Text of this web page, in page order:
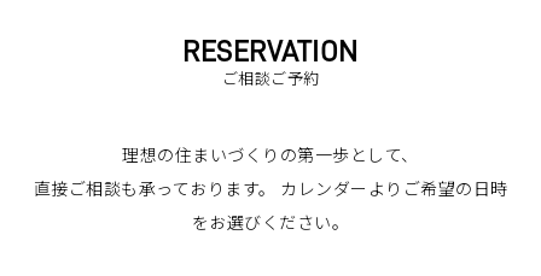
RESERVATION
ご相談ご予約
理想の住まいづくりの第一歩として、
直接ご相談も承っております。
カレンダーよりご希望の日時
をお選びください。